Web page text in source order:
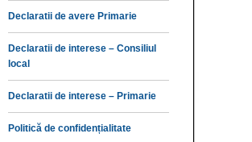
Declaratii de avere Primarie
Declaratii de interese – Consiliul
local
Declaratii de interese – Primarie
Politică de confidențialitate